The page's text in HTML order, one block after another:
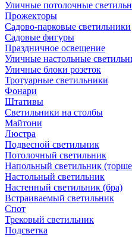
Уличные потолочные
Прожекторы
Садово-парковые светильники
Садовые фигуры
Праздничное освещение
Уличные настольные
Уличные блоки розеток
Тротуарные светильники
Фонари
Штативы
Светильники на столбы
Майтони
Люстра
Подвесной светильник
Потолочный светильник
Напольный светильник
Настольный светильник
Настенный светильник (бра)
Встраиваемый светильник
Спот
Трековый светильник
Подсветка